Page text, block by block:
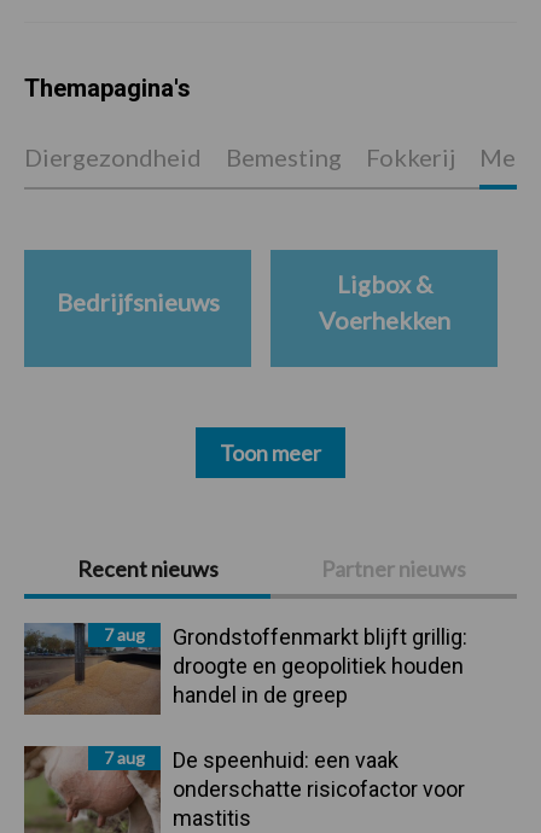
Primaire
Sidebar
Recent nieuws Partner nieuws
7 aug
Grondstoffenmarkt blijft grillig:
droogte en geopolitiek houden
handel in de greep
7 aug
De speenhuid: een vaak
onderschatte risicofactor voor
mastitis
Themapagina's
Diergezondheid Bemesting Fokkerij
Bedrijfsnieuws
Ligbox &
Voerhekken
Toon meer